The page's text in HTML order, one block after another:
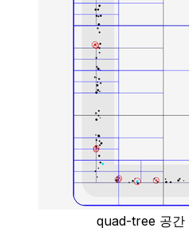
quad-tree 공간